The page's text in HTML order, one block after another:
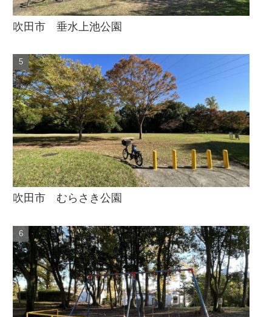
吹田市 垂水上池公園
吹田市 むらさき公園